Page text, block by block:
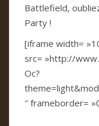
Battlefield,
Party !
[iframe width=
src= »http://
Oc?
″ frameborder=